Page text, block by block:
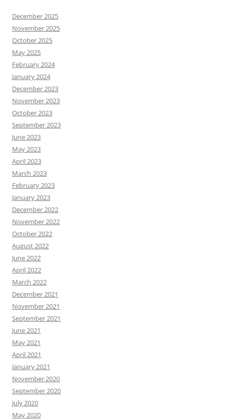
December 2025
November 2025
October 2025
May 2025
February 2024
January 2024
December 2023
November 2023
October 2023
September 2023
June 2023
May 2023
April 2023
March 2023
February 2023
January 2023
December 2022
November 2022
October 2022
August 2022
June 2022
April 2022
March 2022
December 2021
November 2021
September 2021
June 2021
May 2021
April 2021
January 2021
November 2020
September 2020
July 2020
May 2020